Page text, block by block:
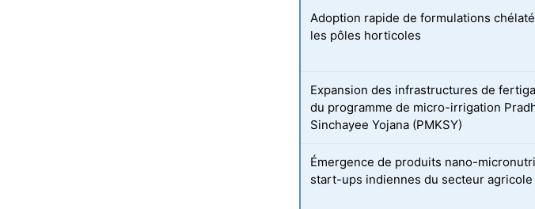
Adoption rapide de formulations
les pôles horticoles
Expansion des infrastructures de
du programme de micro-irrigation
Sinchayee Yojana (PMKSY)
Émergence de produits nano-
start-ups indiennes du secteur